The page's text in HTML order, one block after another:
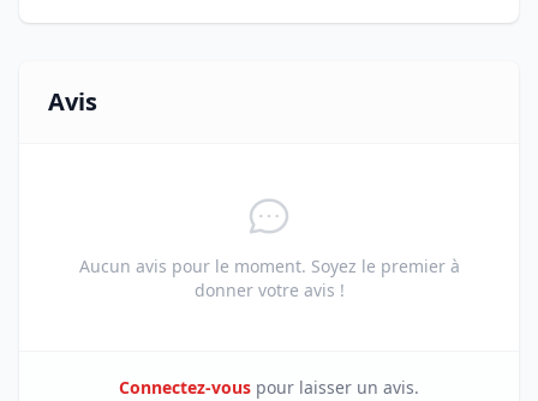
Avis
Aucun avis pour le moment. Soyez le premier à
donner votre avis !
Connectez-vous pour laisser un avis.